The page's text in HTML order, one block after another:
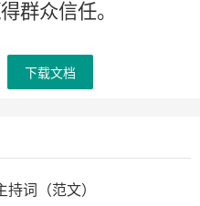
群众信任。
下载文档
词（范文）